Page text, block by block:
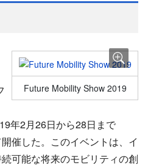
Future Mobility Show 2019
年2月26日から28日まで
催した。このイベントは、イ
可能な将来のモビリティの創